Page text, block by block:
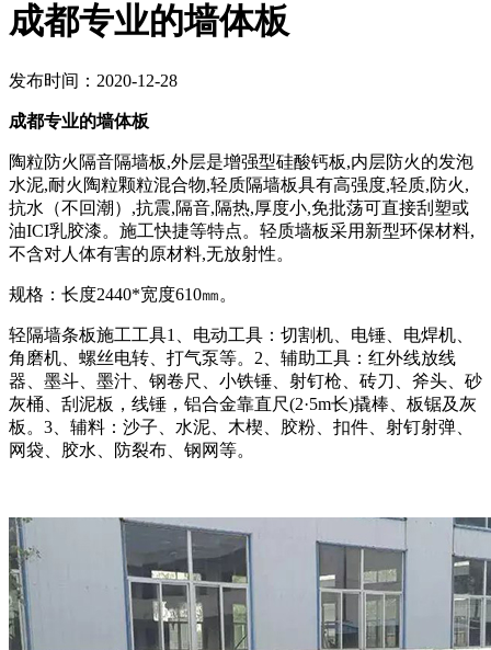
成都专业的墙体板
发布时间：2020-12-28
成都专业的墙体板
陶粒防火隔音隔墙板,外层是增强型硅酸钙板,内层防火的发泡
水泥,耐火陶粒颗粒混合物,轻质隔墙板具有高强度,轻质,防火,
抗水（不回潮）,抗震,隔音,隔热,厚度小,免批荡可直接刮塑或
油ICI乳胶漆。施工快捷等特点。轻质墙板采用新型环保材料,
不含对人体有害的原材料,无放射性。
规格：长度2440*宽度610㎜。
轻隔墙条板施工工具1、电动工具：切割机、电锤、电焊机、
角磨机、螺丝电转、打气泵等。2、辅助工具：红外线放线
器、墨斗、墨汁、钢卷尺、小铁锤、射钉枪、砖刀、斧头、砂
灰桶、刮泥板，线锤，铝合金靠直尺(2·5m长)撬棒、板锯及灰
板。3、辅料：沙子、水泥、木楔、胶粉、扣件、射钉射弹、
网袋、胶水、防裂布、钢网等。